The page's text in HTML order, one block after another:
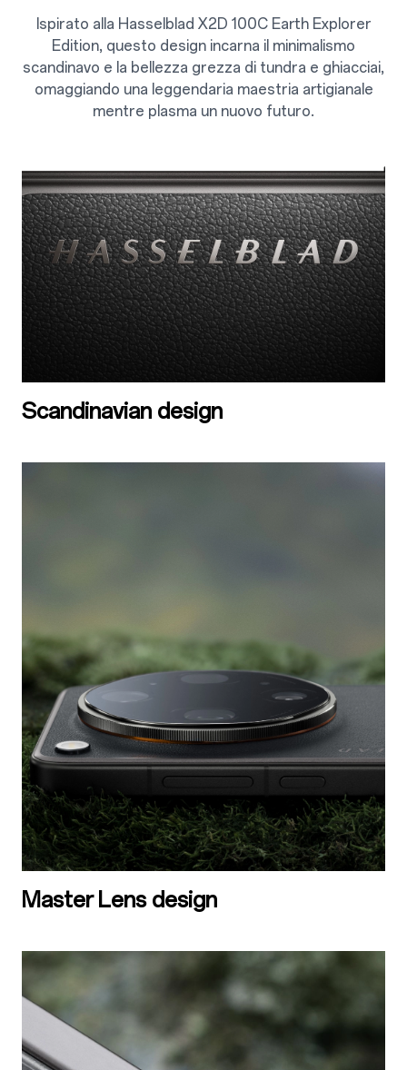
Ispirato alla Hasselblad X2D 100C Earth Explorer
Edition, questo design incarna il minimalismo
scandinavo e la bellezza grezza di tundra e ghiacciai,
omaggiando una leggendaria maestria artigianale
mentre plasma un nuovo futuro.
Scandinavian design
Master Lens design